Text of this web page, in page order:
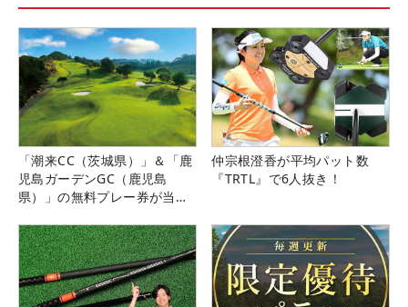
「潮来CC（茨城県）」＆「鹿
児島ガーデンGC（鹿児島
県）」の無料プレー券が当た
仲宗根澄香が平均パット数
『TRTL』で6人抜き！